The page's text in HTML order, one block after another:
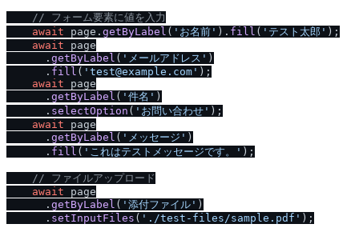
// フォーム要素に値を入力
await page. getByLabel ( 'お名前' ). fill ( 'テスト太郎' );
await page
      .
getByLabel ( 'メールアドレス' )
      .
fill ( 'test@example.com' );
await page
      .
getByLabel ( '件名' )
      .
selectOption ( 'お問い合わせ' );
await page
      .
getByLabel ( 'メッセージ' )
      .
fill ( 'これはテストメッセージです。' );
// ファイルアップロード
await page
      .
getByLabel ( '添付ファイル' )
      .
setInputFiles ( '. /test-files/sample.pdf' );